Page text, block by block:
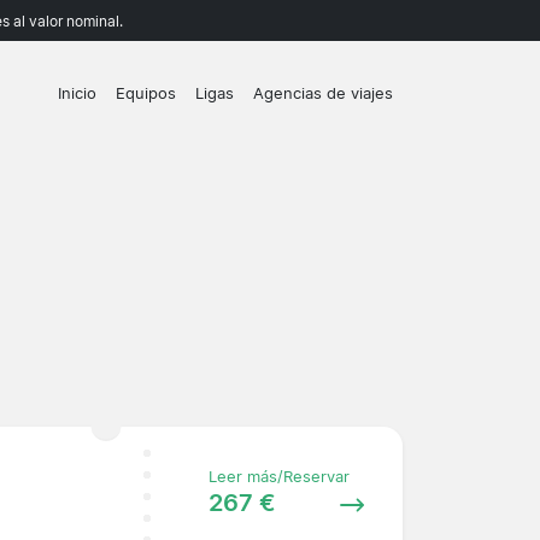
al valor nominal.
Inicio Equipos Ligas Agencias de viajes
Leer más/Reservar
267 €